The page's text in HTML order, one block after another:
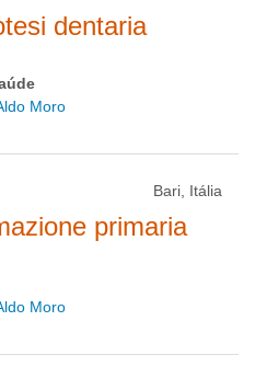
dentaria
Moro
Bari, Itália
primaria
Moro